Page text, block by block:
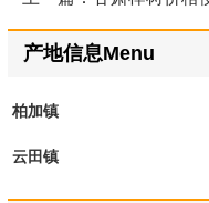
产地信息Menu
柏加镇
云田镇